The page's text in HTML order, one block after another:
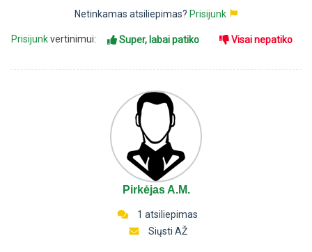
Netinkamas atsiliepimas? Prisijunk
Prisijunkvertinimui: Super, labai patiko Visai nepatiko
Pirkėjas A.M.
1 atsiliepimas
Siųsti AŽ